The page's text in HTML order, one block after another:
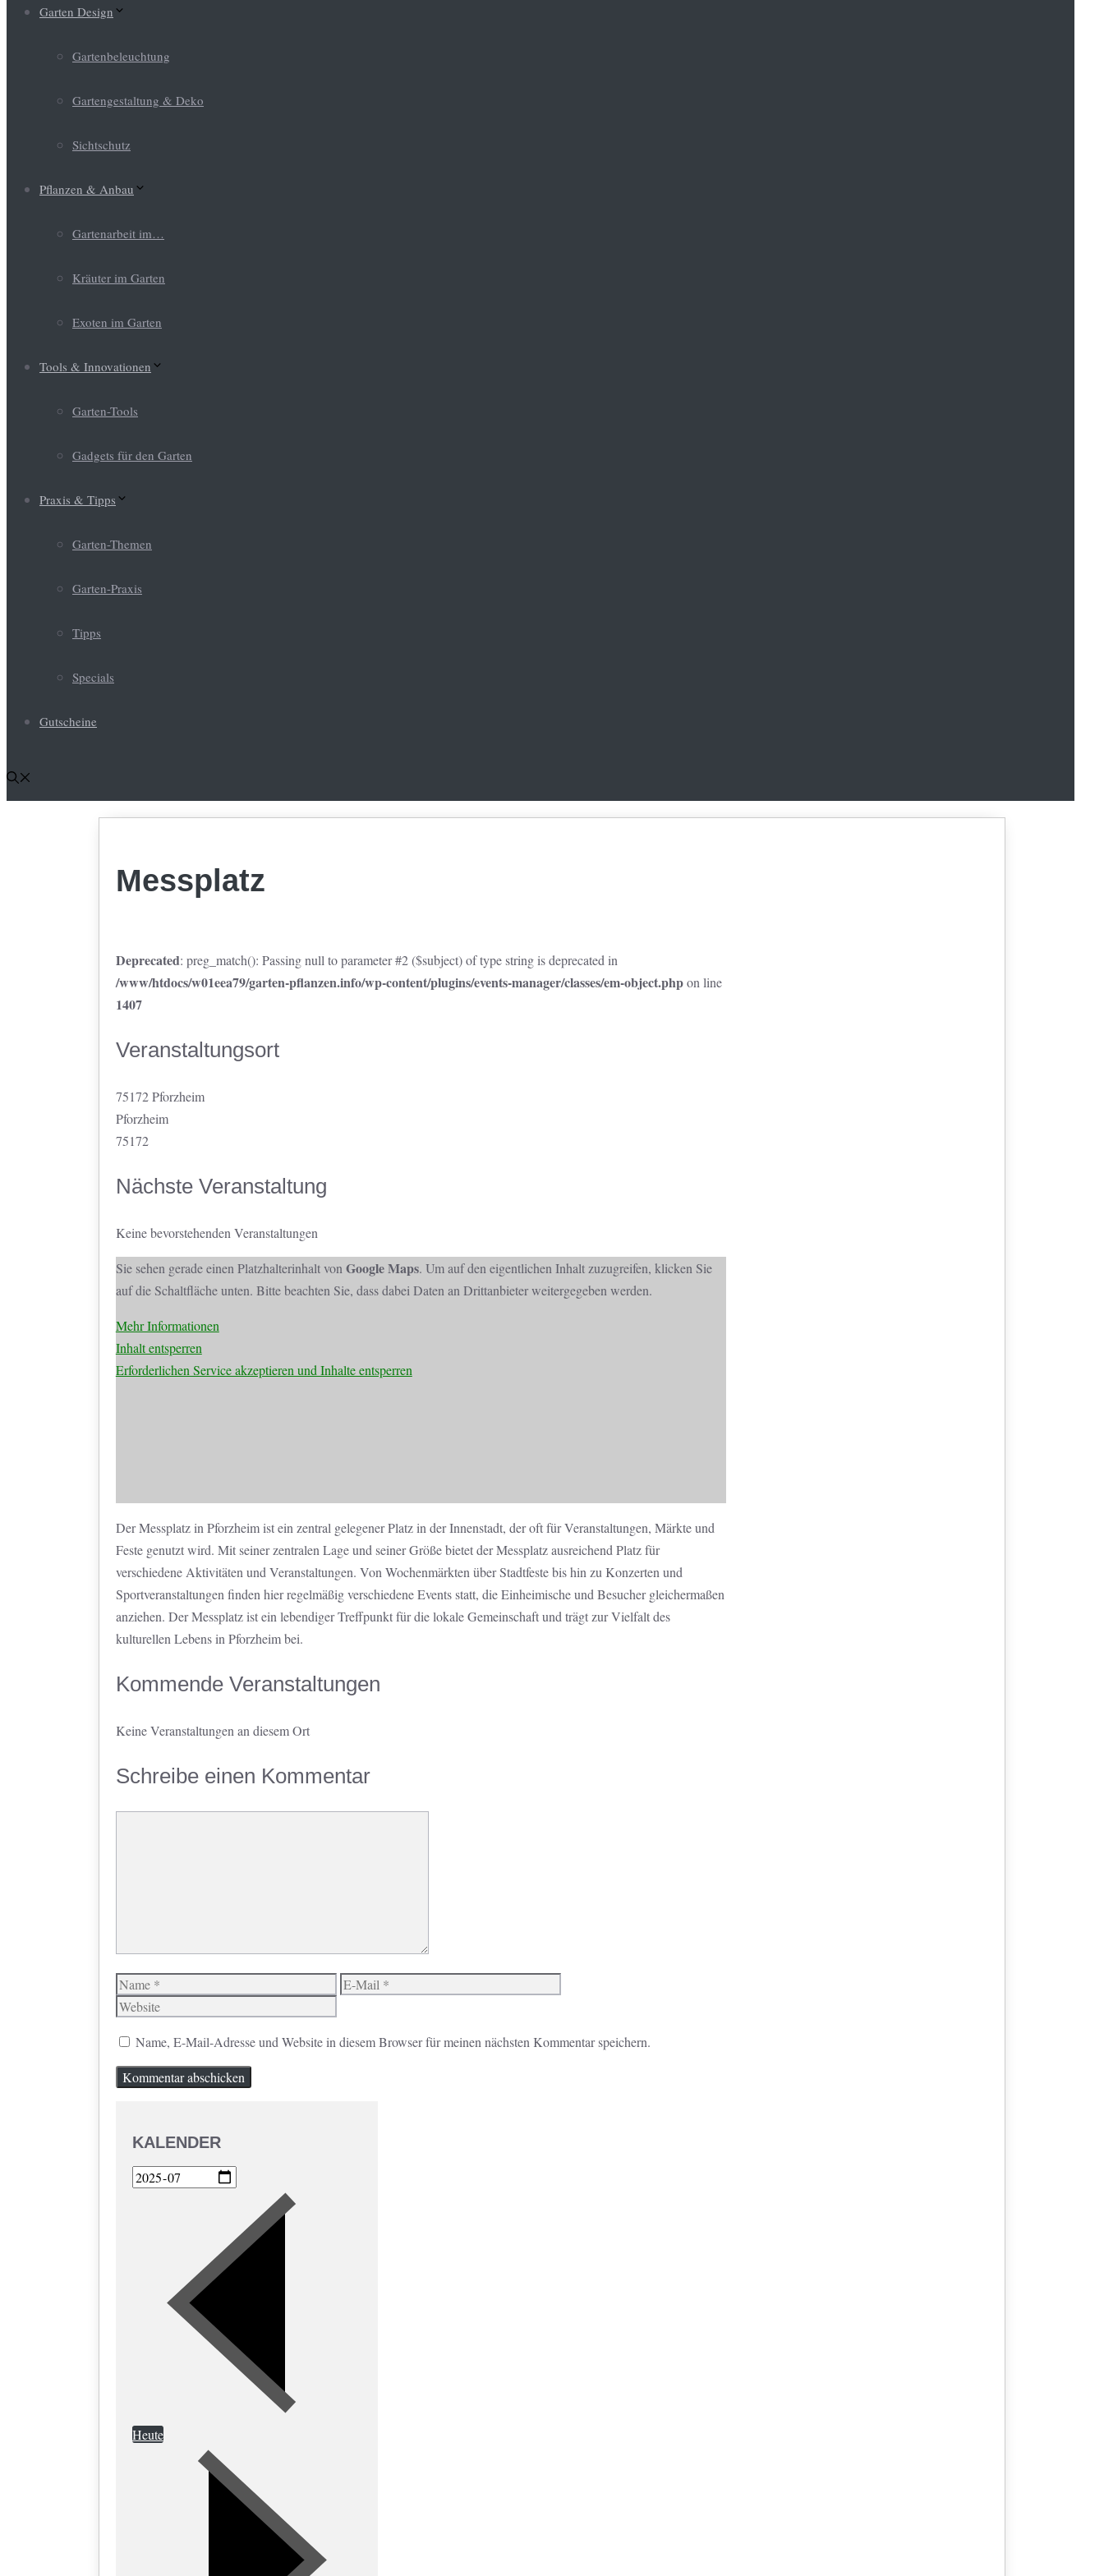
Garten Design
Gartenbeleuchtung
Gartengestaltung & Deko
Sichtschutz
Pflanzen & Anbau
Gartenarbeit im…
Kräuter im Garten
Exoten im Garten
Tools & Innovationen
Garten-Tools
Gadgets für den Garten
Praxis & Tipps
Garten-Themen
Garten-Praxis
Tipps
Specials
Gutscheine
Messplatz
Deprecated: preg_match(): Passing null to parameter #2 ($subject) of type string is deprecated in
/www/htdocs/w01eea79/garten-pflanzen.info/wp-content/plugins/events-manager/classes/em-object.phpon line
1407
Veranstaltungsort
75172 Pforzheim
Pforzheim
75172
Nächste Veranstaltung
Keine bevorstehenden Veranstaltungen
Sie sehen gerade einen Platzhalterinhalt von Google Maps. Um auf den eigentlichen Inhalt zuzugreifen, klicken Sie
auf die Schaltfläche unten. Bitte beachten Sie, dass dabei Daten an Drittanbieter weitergegeben werden.
Mehr Informationen
Inhalt entsperren
Erforderlichen Service akzeptieren und Inhalte entsperren
Der Messplatz in Pforzheim ist ein zentral gelegener Platz in der Innenstadt, der oft für Veranstaltungen, Märkte und
Feste genutzt wird. Mit seiner zentralen Lage und seiner Größe bietet der Messplatz ausreichend Platz für
verschiedene Aktivitäten und Veranstaltungen. Von Wochenmärkten über Stadtfeste bis hin zu Konzerten und
Sportveranstaltungen finden hier regelmäßig verschiedene Events statt, die Einheimische und Besucher gleichermaßen
anziehen. Der Messplatz ist ein lebendiger Treffpunkt für die lokale Gemeinschaft und trägt zur Vielfalt des
kulturellen Lebens in Pforzheim bei.
Kommende Veranstaltungen
Keine Veranstaltungen an diesem Ort
Schreibe einen Kommentar
Name
E-
Name, E-Mail-Adresse und Website in diesem Browser für meinen nächsten Kommentar speichern.
KALENDER
Heute